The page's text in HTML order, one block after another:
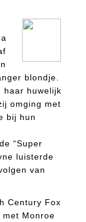
blondje.
haar huwelijk
omging met
bij hun
“Super
luisterde
van
Century Fox
Monroe